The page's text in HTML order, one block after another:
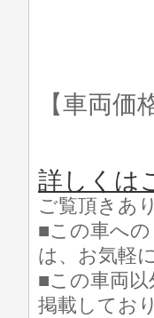
【車両価
詳しくは
ご覧頂きあ
■この車へ
は、お気軽
■この車両
掲載してお